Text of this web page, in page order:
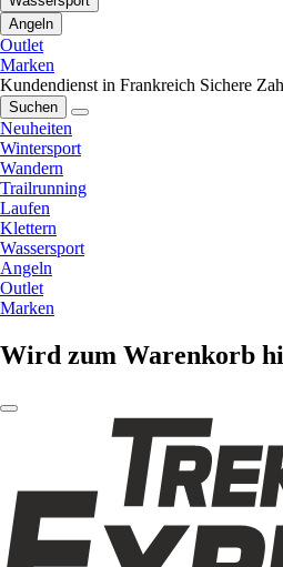
Angeln
Outlet
Marken
Kundendienst in Frankreich Sichere
Suchen
Neuheiten
Wintersport
Wandern
Trailrunning
Laufen
Klettern
Wassersport
Angeln
Outlet
Marken
Wird zum Warenkorb